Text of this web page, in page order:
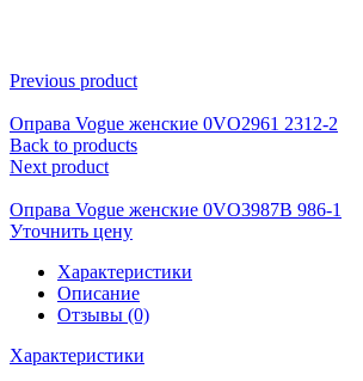
Previous product
Оправа Vogue женские 0VO2961 2312-2
Back to products
Next product
Оправа Vogue женские 0VO3987B 986-1
Уточнить цену
Характеристики
Описание
Отзывы (0)
Характеристики